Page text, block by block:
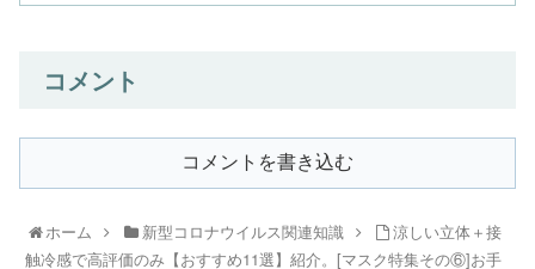
コメント
コメントを書き込む
ホーム 新型コロナウイルス関連知識
涼しい立体＋接
触冷感で高評価のみ【おすすめ11選】紹介。[マスク特集その⑥]お手